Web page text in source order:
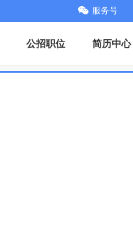
服务号
公招职位 简历中心